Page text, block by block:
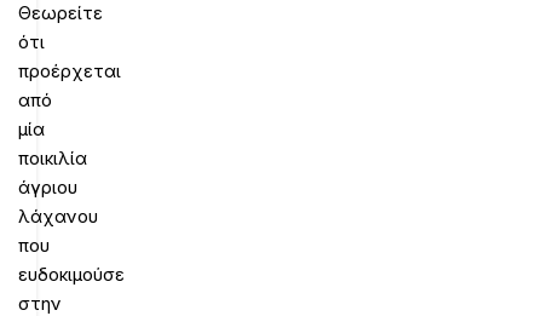
Θεωρείτε
ότι
προέρχεται
από
μία
ποικιλία
άγριου
λάχανου
που
ευδοκιμούσε
στην